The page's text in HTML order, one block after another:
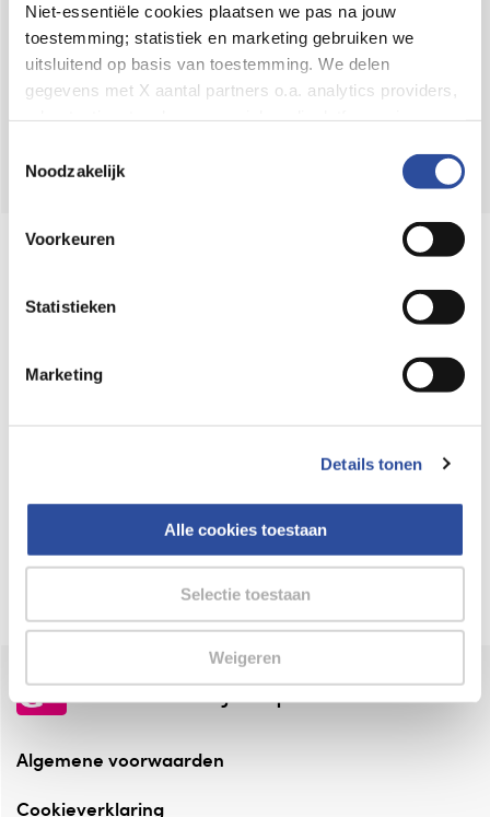
Niet-essentiële cookies plaatsen we pas na jouw
toestemming; statistiek en marketing gebruiken we
uitsluitend op basis van toestemming. We delen
gegevens met X aantal partners o.a. analytics providers,
en de bewaartermijnen per categorie. Je kunt je keuze op
gegevensverwerking staat in de
Privacyverklaring
Noodzakelijk
Voorkeuren
Statistieken
Marketing
Details tonen
Alle cookies toestaan
Selectie toestaan
Weigeren
Assortiment
VolgDAop:
Online aanbieder medicijnen
webshop mag verkopen.
⁠Verantwoorde zorg, ⁠ook online.
Altijd onze folder bij de hand
Check onze folders ⁠bij AlleFolders.
de vriendelijke specialist
Algemene voorwaarden
Cookieverklaring